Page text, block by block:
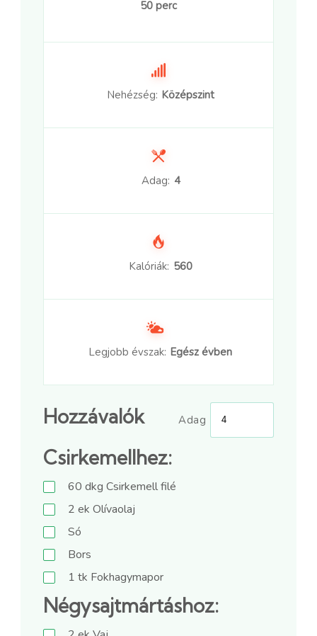
50 perc
Nehézség: Középszint
Adag: 4
Kalóriák: 560
Legjobb évszak: Egész évben
Hozzávalók Adag
Csirkemellhez:
60 dkg Csirkemell filé
2 ek Olívaolaj
Só
Bors
1 tk Fokhagymapor
Négysajtmártáshoz: